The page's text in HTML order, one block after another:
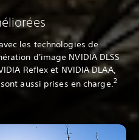
les technologies de
d'image NVIDIA DLSS
Reflex et NVIDIA DLAA,
aussi prises en charge.2